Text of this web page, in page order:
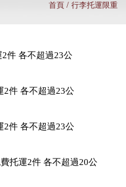
首頁/ 行李托運限重
件 各不超過23公
2件 各不超過23公
2件 各不超過23公
托運2件 各不超過20公